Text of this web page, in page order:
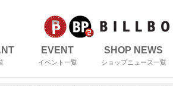
EVENT
イベント一覧
SHOP NEWS
ショップニュース一覧